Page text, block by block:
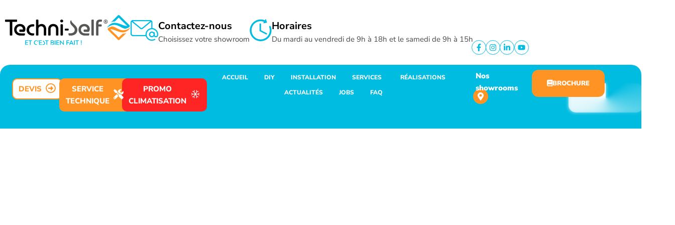
Contactez-nous
Choisissez votre showroom
Horaires
Du mardi au vendredi de 9h à 18h et le samedi de 9h à 15h
DEVIS
SERVICE
TECHNIQUE
PROMO
CLIMATISATION
ACCUEIL DIY INSTALLATION SERVICES
RÉALISATIONS
ACTUALITÉS
JOBS FAQ
Nos
showrooms
BROCHURE